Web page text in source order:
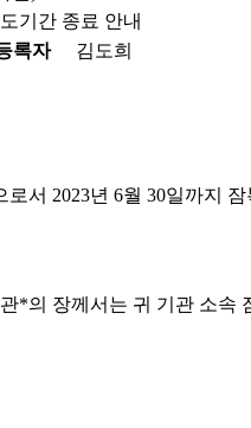
기간 종료 안내
록자
김도희
서 2023년 6월 30일까지
*의 장께서는 귀 기관 소